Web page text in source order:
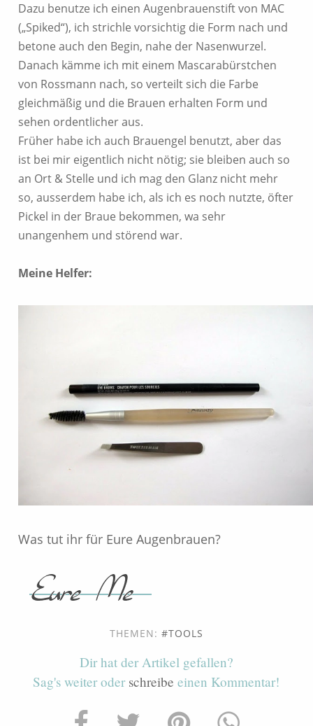
Dazu benutze ich einen Augenbrauenstift von MAC
(„Spiked“), ich strichle vorsichtig die Form nach und
betone auch den Begin, nahe der Nasenwurzel.
Danach kämme ich mit einem Mascarabürstchen
von Rossmann nach, so verteilt sich die Farbe
gleichmäßig und die Brauen erhalten Form und
sehen ordentlicher aus.
Früher habe ich auch Brauengel benutzt, aber das
ist bei mir eigentlich nicht nötig; sie bleiben auch so
an Ort & Stelle und ich mag den Glanz nicht mehr
so, ausserdem habe ich, als ich es noch nutzte, öfter
Pickel in der Braue bekommen, wa sehr
unangenhem und störend war.
Meine Helfer:
Was tut ihr für Eure Augenbrauen?
THEMEN: TOOLS
Dir hat der Artikel gefallen?
Sag's weiter oder schreibe einen Kommentar!